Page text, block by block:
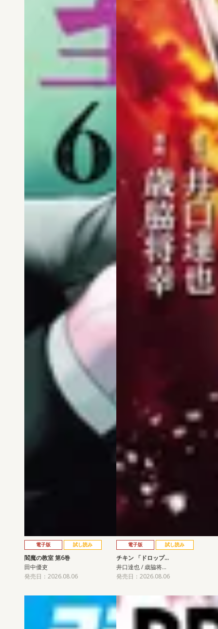
電子版 試し読み
閻魔の教室 第6巻
田中優吏
発売日：2026.08.06
電子版 試し読み
チキン 「ドロップ…
井口達也 / 歳脇将…
発売日：2026.08.06